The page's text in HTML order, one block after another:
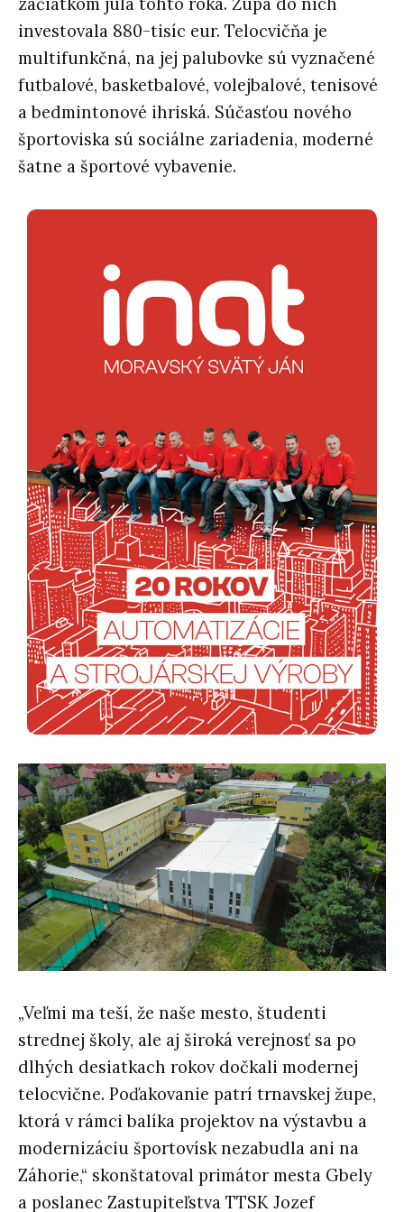
začiatkom júla tohto roka. Župa do nich
investovala 880-tisíc eur. Telocvičňa je
multifunkčná, na jej palubovke sú vyznačené
futbalové, basketbalové, volejbalové, tenisové
a bedmintonové ihriská. Súčasťou nového
športoviska sú sociálne zariadenia, moderné
šatne a športové vybavenie.
„Veľmi ma teší, že naše mesto, študenti
strednej školy, ale aj široká verejnosť sa po
dlhých desiatkach rokov dočkali modernej
telocvične. Poďakovanie patrí trnavskej župe,
ktorá v rámci balíka projektov na výstavbu a
modernizáciu športovísk nezabudla ani na
Záhorie,“ skonštatoval primátor mesta Gbely
a poslanec Zastupiteľstva TTSK Jozef